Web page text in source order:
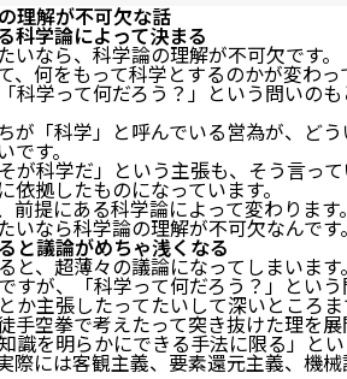
理解が不可欠な話
科学論によって決まる
なら、科学論の理解が不可欠です。
何をもって科学とするのかが変わっ
科学って何だろう？」という問いの
が「科学」と呼んでいる営為が、ど
です。
が科学だ」という主張も、そう言っ
依拠したものになっています。
提にある科学論によって変わります。
なら科学論の理解が不可欠なんです。
と議論がめちゃ浅くなる
、超薄々の議論になってしまいます。
すが、「科学って何だろう？」とい
主張したってたいして深いところま
手空拳で考えたって突き抜けた理を展
識を明らかにできる手法に限る」と
際には客観主義、要素還元主義、機